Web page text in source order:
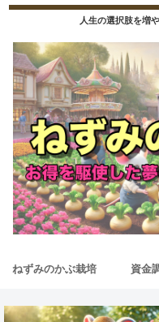
人生の選択肢を増
ねずみのかぶ栽培 資金